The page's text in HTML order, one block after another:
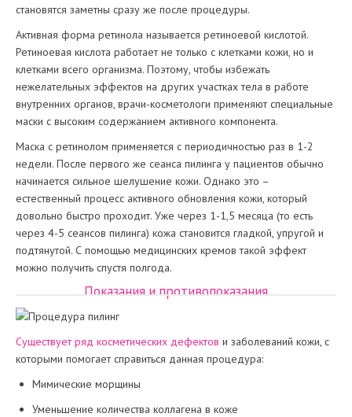
становятся заметны сразу же после процедуры.
Активная форма ретинола называется ретиноевой кислотой.
Ретиноевая кислота работает не только с клетками кожи, но и
клетками всего организма. Поэтому, чтобы избежать
нежелательных эффектов на других участках тела в работе
внутренних органов, врачи-косметологи применяют специальные
маски с высоким содержанием активного компонента.
Маска с ретинолом применяется с периодичностью раз в 1-2
недели. После первого же сеанса пилинга у пациентов обычно
начинается сильное шелушение кожи. Однако это –
естественный процесс активного обновления кожи, который
довольно быстро проходит. Уже через 1-1,5 месяца (то есть
через 4-5 сеансов пилинга) кожа становится гладкой, упругой и
подтянутой. С помощью медицинских кремов такой эффект
можно получить спустя полгода.
Показания и противопоказания
Существует ряд косметических дефектов и заболеваний кожи, с
которыми помогает справиться данная процедура:
Мимические морщины
Уменьшение количества коллагена в коже